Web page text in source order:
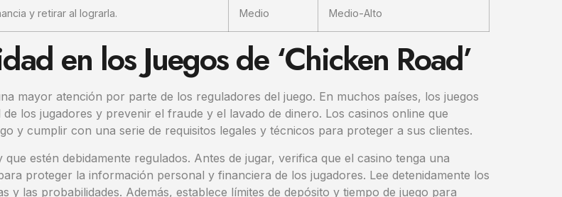
y retirar al lograrla. Medio Medio-Alto
en los Juegos de ‘Chicken Road’
mayor atención por parte de los reguladores del juego. En muchos países, los juegos
los jugadores y prevenir el fraude y el lavado de dinero. Los casinos online que
y cumplir con una serie de requisitos legales y técnicos para proteger a sus clientes.
estén debidamente regulados. Antes de jugar, verifica que el casino tenga una
proteger la información personal y financiera de los jugadores. Lee detenidamente los
las probabilidades. Además, establece límites de depósito y tiempo de juego para